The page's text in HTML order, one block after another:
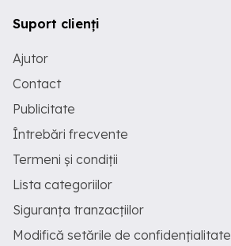
Suport clienți
Ajutor
Contact
Publicitate
Întrebări frecvente
Termeni și condiții
Lista categoriilor
Siguranța tranzacțiilor
Modifică setările de confidențialitate